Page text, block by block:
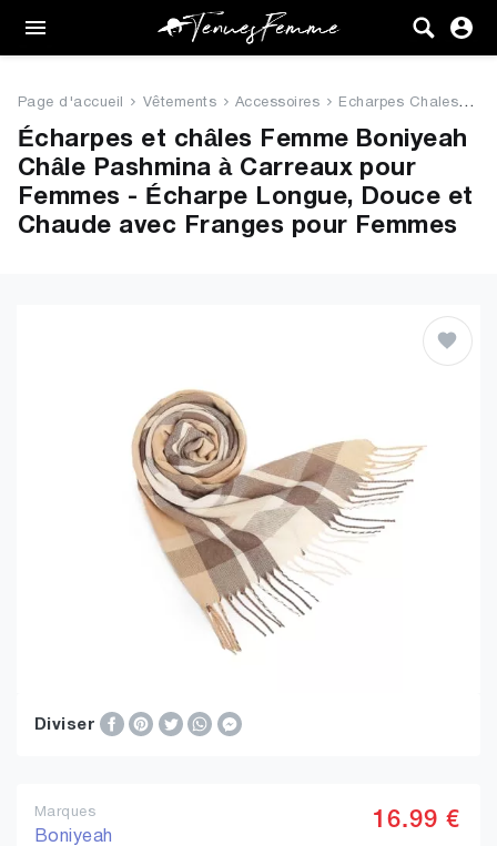
Femme
Vêtements
Chaussures
Sacs
Page d'accueil Vêtements Accessoires Echarpes Chales
Écharpes et châles Femme Boniyeah
Châle Pashmina à Carreaux pour
Femmes - Écharpe Longue, Douce et
Chaude avec Franges pour Femmes
Diviser
Marques
Boniyeah
16.99 €